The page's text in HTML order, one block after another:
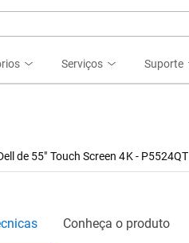
Serviços Suporte
de 55" Touch Screen 4K - P5524QT
Conheça o produto